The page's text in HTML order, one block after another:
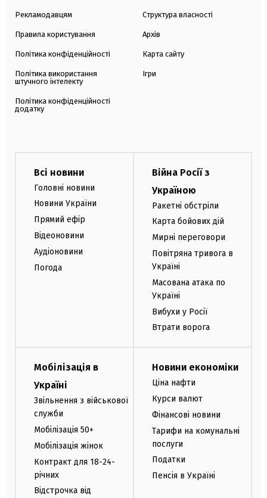
Рекламодавцям
Правила користування
Політика конфіденційності
Політика використання
штучного інтелекту
Політика конфіденційності
додатку
Структура власності
Архів
Карта сайту
Ігри
Всі новини
Головні новини
Новини України
Прямий ефір
Відеоновини
Аудіоновини
Погода
Війна Росії з
Україною
Ракетні обстріли
Карта бойових дій
Мирні переговори
Повітряна тривога в
Україні
Масована атака по
Україні
Вибухи у Росії
Втрати ворога
Мобілізація в
Україні
Звільнення з військової
служби
Мобілізація 50+
Мобілізація жінок
Контракт для 18-24-
річних
Відстрочка від
Новини економіки
Ціна нафти
Курси валют
Фінансові новини
Тарифи на комунальні
послуги
Податки
Пенсія в Україні